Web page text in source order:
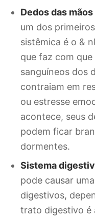
Dedos das
um dos
sistêmica é o &
que faz com
sanguíneos dos
contraiam em
ou estresse
acontece, seus
podem ficar
dormentes.
Sistema
pode causar
digestivos,
trato digestivo é